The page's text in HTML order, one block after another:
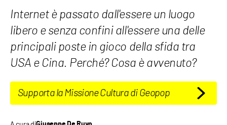
Internet è passato dall'essere un luogo
libero e senza confini all'essere una delle
principali poste in gioco della sfida tra
USA e Cina. Perché? Cosa è avvenuto?
Supporta la Missione Cultura di Geopop